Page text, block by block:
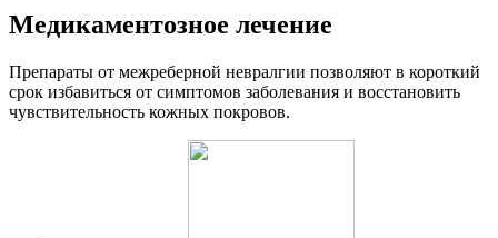
Медикаментозное лечение
Препараты от межреберной невралгии позволяют в короткий
срок избавиться от симптомов заболевания и восстановить
чувствительность кожных покровов.